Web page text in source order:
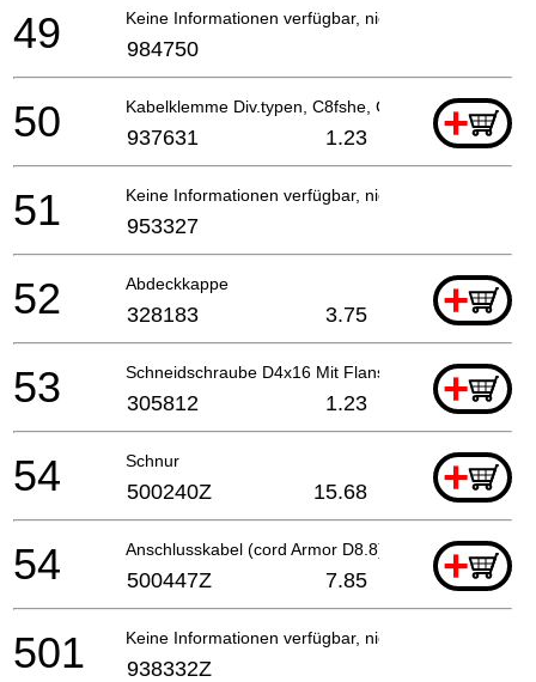
Keine Informationen verfügbar, nicht bestellbar
49 984750
Kabelklemme Div.typen, C8fshe, Cm5sb, C8fse
+
50 937631 1.23
Keine Informationen verfügbar, nicht bestellbar
51 953327
Abdeckkappe +
52 328183 3.75
Schneidschraube D4x16 Mit Flansch (schwarz), Cm9b
+
53 305812 1.23
Schnur +
54 500240Z 15.68
Anschlusskabel (cord Armor D8.8) For Pan+
54 500447Z 7.85
Keine Informationen verfügbar, nicht bestellbar
501 938332Z